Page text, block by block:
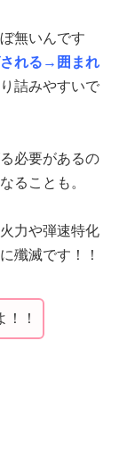
無いんです
れる→囲まれ
詰みやすいで
必要があるの
ることも。
力や弾速特化
殲滅です！！
！